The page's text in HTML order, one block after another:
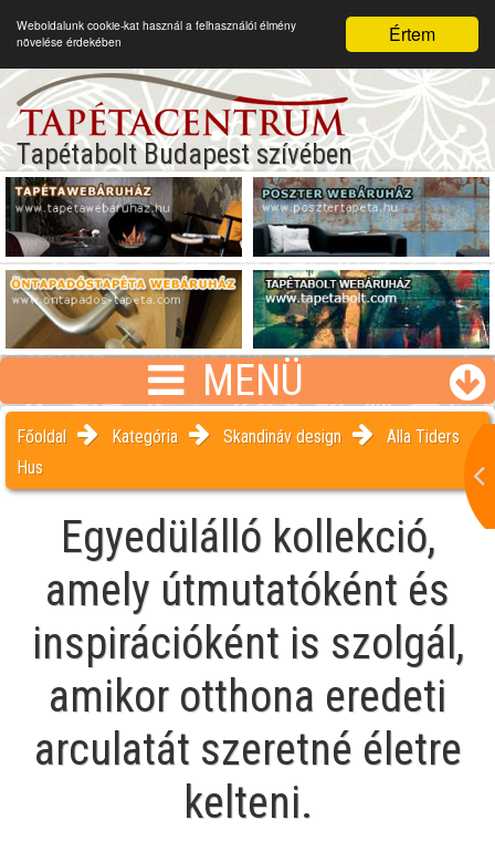
Értem
Weboldalunk cookie-kat használ a felhasználói élmény
növelése érdekében
Tapétabolt Budapest szívében
MENÜ
Főoldal Kategória Skandináv design
Alla Tiders
Hus
Egyedülálló kollekció,
amely útmutatóként és
inspirációként is szolgál,
amikor otthona eredeti
arculatát szeretné életre
kelteni.